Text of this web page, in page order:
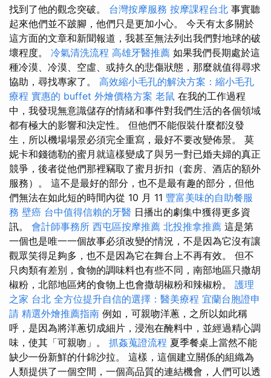
找到了他的觀念突破。 台灣按摩服務 按摩課程台北 事實聽
起來他們並不跛腳，他們只是更加小心。 今天有太多關於
這方面的文章和新聞報道，我甚至無法列出我們對地球的破
壞程度。 冷氣清洗流程 高雄牙醫推薦 如果我們長期處於這
種冷漠、冷漠、空虛、或持久的悲傷狀態，那麼就值得尋求
協助，尋找專家了。 高效縮小毛孔的解決方案：縮小毛孔
療程 實惠的 buffet 外燴價格方案 老鼠 在我的工作過程
中，我發現無意識儲存的情緒和事件對我們生活的各個領域
都有極大的影響和決定性。 但他們不能假裝什麼都沒發
生，所以機場場景必須完全重寫，最好不要改變佈景。 莫
妮卡和錢德勒的蜜月就這樣變成了與另一對已婚夫婦的真正
競爭，後者從他們那裡竊取了蜜月折扣（套房、酒店的額外
服務）。 這不是最好的部分，也不是最有趣的部分，但他
們無法在如此短的時間內從 10 月 11 豐富美味的自助餐服
務 壁癌 台中值得信賴的牙醫 日播出的劇集中獲得更多資
訊。 會計師事務所 西屯區按摩推薦 北投推拿推薦 這是第
一個也是唯一一個故事必須改變的情況，不是因為它沒有讓
觀眾笑得足夠多，也不是因為它在舞台上不再有效。 但不
只肉類有差別，食物的調味料也有些不同，南部地區只撒胡
椒粉，北部地區烤的食物上也會撒胡椒粉和辣椒粉。 護理
之家 台北 全方位提升自信的選擇：醫美療程 宜蘭台胞證申
請 精選外燴推薦指南 例如，可親吻洋蔥，之所以如此稱
呼，是因為將洋蔥切成細片，浸泡在醃料中，並經過精心調
味，使其「可親吻」。 抓姦蒐證流程 夏季餐桌上當然不能
缺少一份新鮮的什錦沙拉。 這樣，這個建立關係的組織為
人類提供了一個空間，一個高品質的連結機會，人們可以透